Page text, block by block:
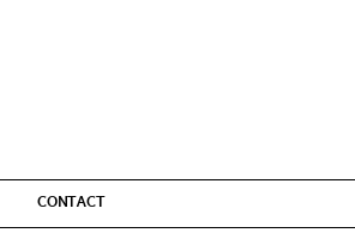
CONTACT